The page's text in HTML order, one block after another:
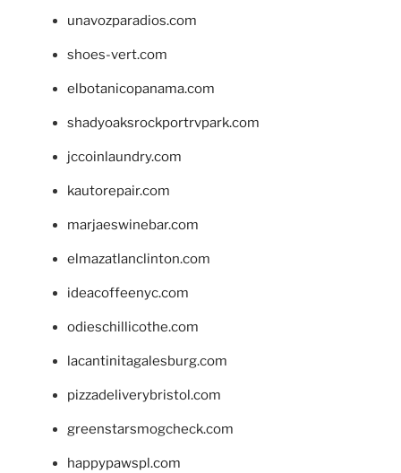
unavozparadios.com
shoes-vert.com
elbotanicopanama.com
shadyoaksrockportrvpark.com
jccoinlaundry.com
kautorepair.com
marjaeswinebar.com
elmazatlanclinton.com
ideacoffeenyc.com
odieschillicothe.com
lacantinitagalesburg.com
pizzadeliverybristol.com
greenstarsmogcheck.com
happypawspl.com